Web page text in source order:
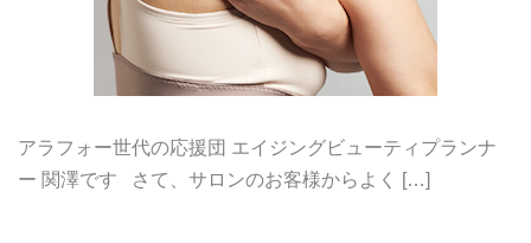
アラフォー世代の応援団 エイジングビューティプランナ
ー 関澤です さて、サロンのお客様からよく […]